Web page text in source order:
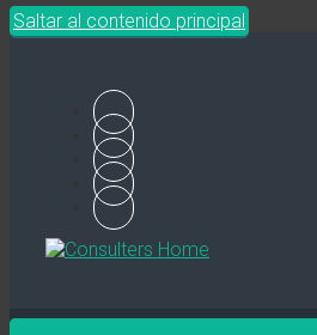
Saltar al contenido principal